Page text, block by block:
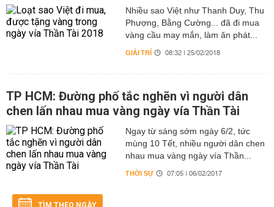
Nhiều sao Việt như Thanh Duy, Thu
Phượng, Bằng Cường... đã đi mua
vàng cầu may mắn, làm ăn phát...
GIẢI TRÍ 08:32 | 25/02/2018
TP HCM: Đường phố tắc nghẽn vì người dân
chen lấn nhau mua vàng ngày vía Thần Tài
Ngay từ sáng sớm ngày 6/2, tức
mùng 10 Tết, nhiều người dân chen
nhau mua vàng ngày vía Thần...
THỜI SỰ 07:05 | 06/02/2017
TÌM THEO NGÀY